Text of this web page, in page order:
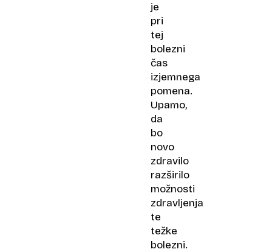
je
pri
tej
bolezni
čas
izjemnega
pomena.
Upamo,
da
bo
novo
zdravilo
razširilo
možnosti
zdravljenja
te
težke
bolezni.